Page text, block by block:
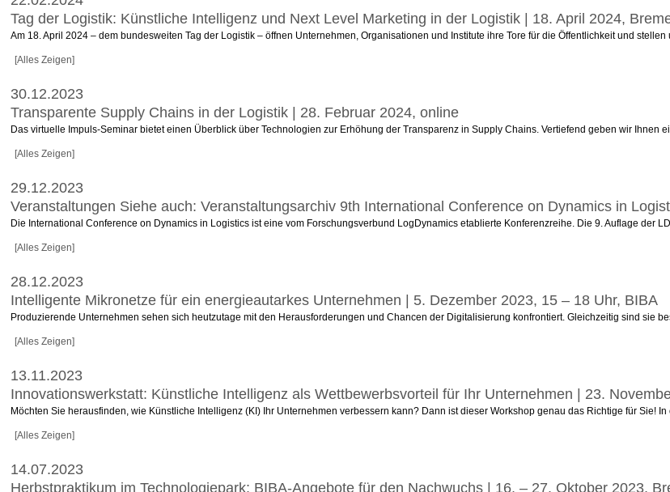
Tag der Logistik: Künstliche Intelligenz und Next Level Marketing in der Logistik | 18. April 2024,
Am 18. April 2024 – dem bundesweiten Tag der Logistik – öffnen Unternehmen, Organisationen und Institute ihre Tore für die Öffentlichkeit und
[Alles Zeigen]
30.12.2023
Transparente Supply Chains in der Logistik | 28. Februar 2024, online
Das virtuelle Impuls-Seminar bietet einen Überblick über Technologien zur Erhöhung der Transparenz in Supply Chains. Vertiefend geben wir Ihnen
[Alles Zeigen]
29.12.2023
Veranstaltungen Siehe auch: Veranstaltungsarchiv 9th International Conference on Dynamics in
Die International Conference on Dynamics in Logistics ist eine vom Forschungsverbund LogDynamics etablierte Konferenzreihe. Die 9. Auflage der
[Alles Zeigen]
28.12.2023
Intelligente Mikronetze für ein energieautarkes Unternehmen | 5. Dezember 2023, 15 – 18 Uhr, BIBA
Produzierende Unternehmen sehen sich heutzutage mit den Herausforderungen und Chancen der Digitalisierung konfrontiert. Gleichzeitig sind sie
[Alles Zeigen]
13.11.2023
Innovationswerkstatt: Künstliche Intelligenz als Wettbewerbsvorteil für Ihr Unternehmen | 23.
Möchten Sie herausfinden, wie Künstliche Intelligenz (KI) Ihr Unternehmen verbessern kann? Dann ist dieser Workshop genau das Richtige für Sie!
[Alles Zeigen]
14.07.2023
Herbstpraktikum im Technologiepark: BIBA-Angebote für den Nachwuchs | 16. – 27. Oktober 2023,